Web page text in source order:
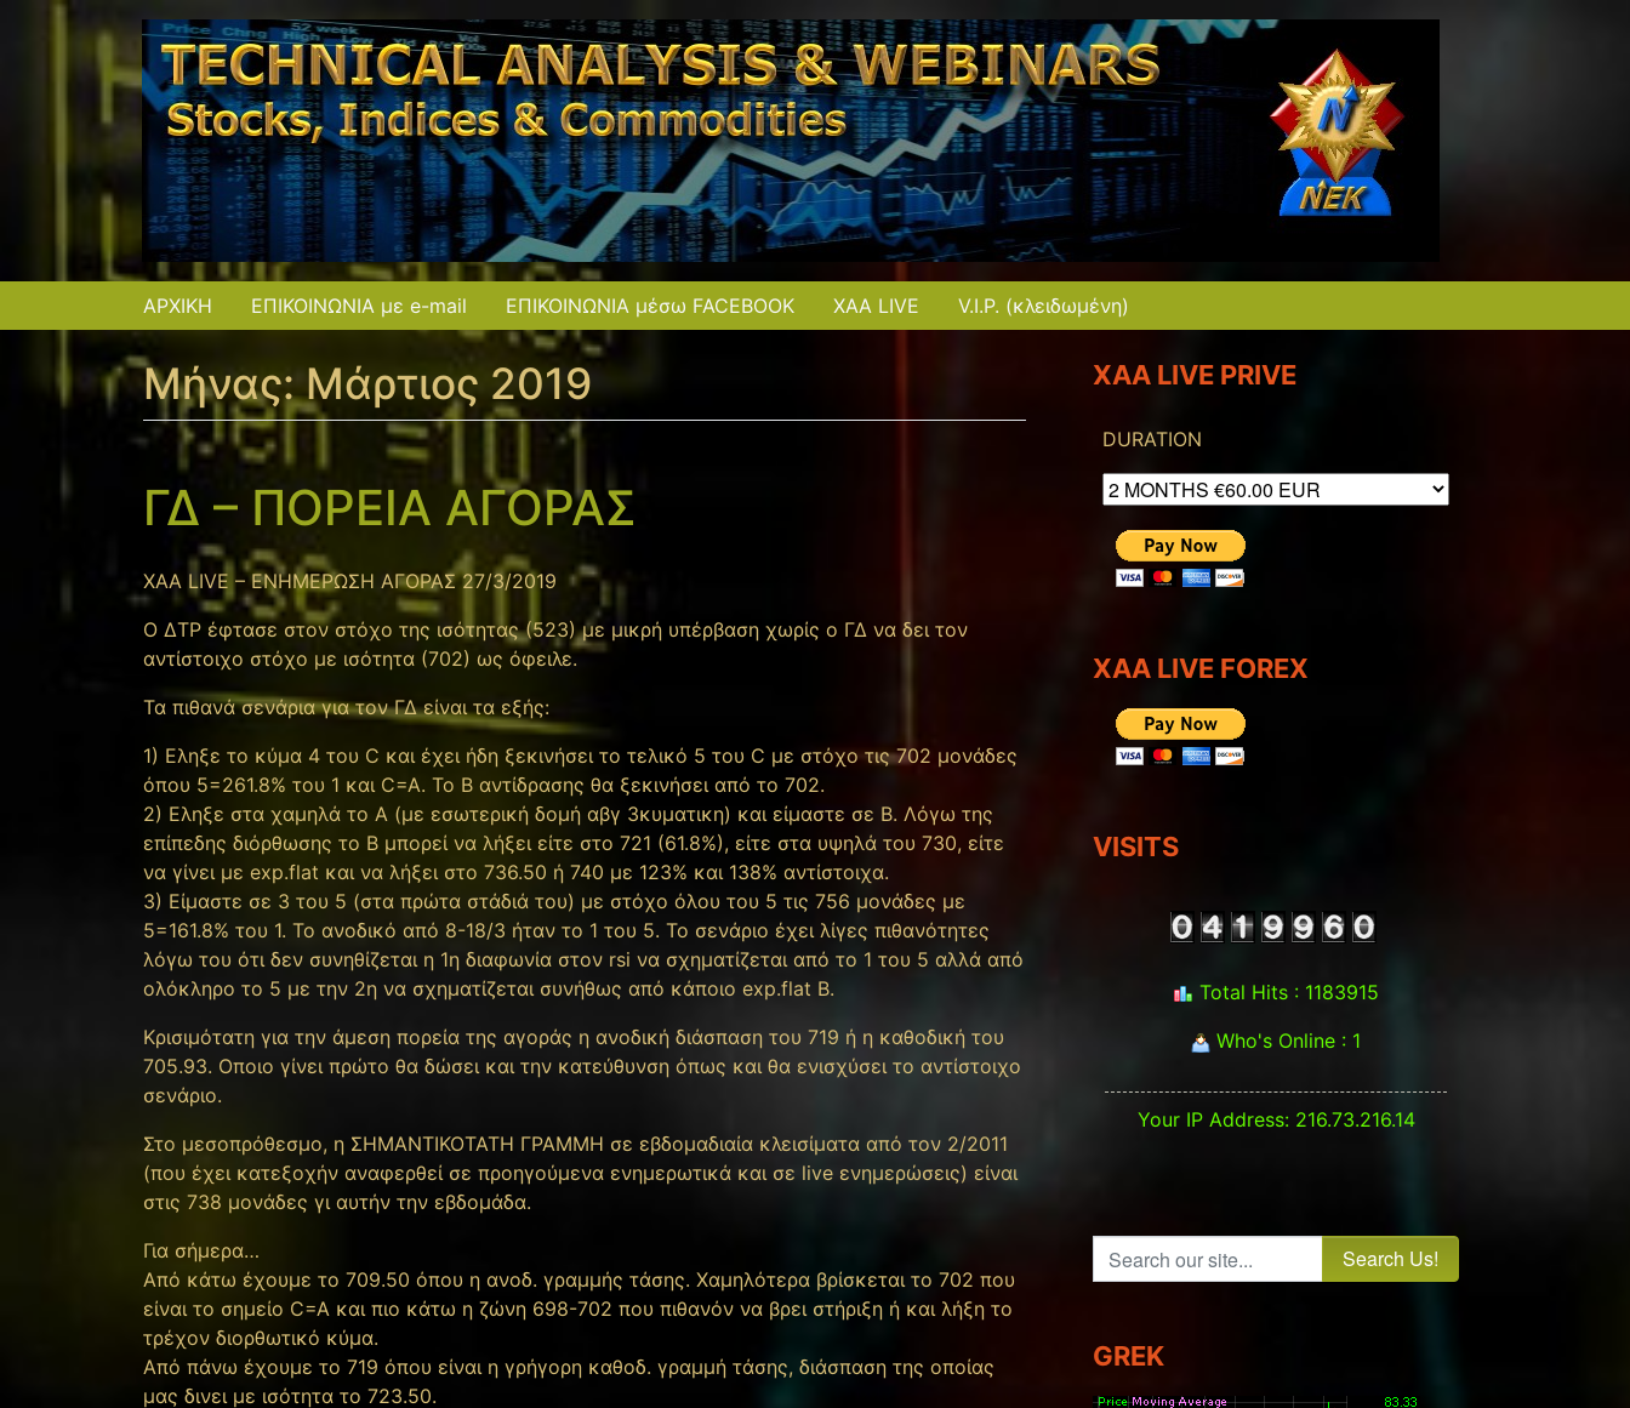
ΑΡΧΙΚΗ ΕΠΙΚΟΙΝΩΝΙΑ με e-mail ΕΠΙΚΟΙΝΩΝΙΑ μέσω FACEBOOK XAA LIVE V.I.P. (κλειδωμένη)
Μήνας:Μάρτιος 2019
ΓΔ – ΠΟΡΕΙΑ ΑΓΟΡΑΣ
XAA LIVE – ΕΝΗΜΕΡΩΣΗ ΑΓΟΡΑΣ 27/3/2019
O ΔΤΡ έφτασε στον στόχο της ισότητας (523) με μικρή υπέρβαση χωρίς ο ΓΔ να δει τον
αντίστοιχο στόχο με ισότητα (702) ως όφειλε.
Τα πιθανά σενάρια για τον ΓΔ είναι τα εξής:
1) Εληξε το κύμα 4 του C και έχει ήδη ξεκινήσει το τελικό 5 του C με στόχο τις 702 μονάδες
όπου 5=261.8% του 1 και C=A. To B αντίδρασης θα ξεκινήσει από το 702.
2) Εληξε στα χαμηλά το Α (με εσωτερική δομή αβγ 3κυματικη) και είμαστε σε Β. Λόγω της
επίπεδης διόρθωσης το Β μπορεί να λήξει είτε στο 721 (61.8%), είτε στα υψηλά του 730, είτε
να γίνει με exp.flat και να λήξει στο 736.50 ή 740 με 123% και 138% αντίστοιχα.
3) Είμαστε σε 3 του 5 (στα πρώτα στάδιά του) με στόχο όλου του 5 τις 756 μονάδες με
5=161.8% του 1. Το ανοδικό από 8-18/3 ήταν το 1 του 5. Το σενάριο έχει λίγες πιθανότητες
λόγω του ότι δεν συνηθίζεται η 1η διαφωνία στον rsi να σχηματίζεται από το 1 του 5 αλλά από
ολόκληρο το 5 με την 2η να σχηματίζεται συνήθως από κάποιο exp.flat B.
Κρισιμότατη για την άμεση πορεία της αγοράς η ανοδική διάσπαση του 719 ή η καθοδική του
705.93. Οποιο γίνει πρώτο θα δώσει και την κατεύθυνση όπως και θα ενισχύσει το αντίστοιχο
σενάριο.
Στο μεσοπρόθεσμο, η ΣΗΜΑΝΤΙΚΟΤΑΤΗ ΓΡΑΜΜΗ σε εβδομαδιαία κλεισίματα από τον 2/2011
(που έχει κατεξοχήν αναφερθεί σε προηγούμενα ενημερωτικά και σε live ενημερώσεις) είναι
στις 738 μονάδες γι αυτήν την εβδομάδα.
Για σήμερα…
Από κάτω έχουμε το 709.50 όπου η ανοδ. γραμμής τάσης. Χαμηλότερα βρίσκεται το 702 που
είναι το σημείο C=A και πιο κάτω η ζώνη 698-702 που πιθανόν να βρει στήριξη ή και λήξη το
τρέχον διορθωτικό κύμα.
Από πάνω έχουμε το 719 όπου είναι η γρήγορη καθοδ. γραμμή τάσης, διάσπαση της οποίας
μας δινει με ισότητα το 723.50.
XAA LIVE PRIVE
DURATION
XAA LIVE FOREX
VISITS
Total Hits : 1183915
Who's Online : 1
Your IP Address: 216.73.216.14
Search our site...
GREK